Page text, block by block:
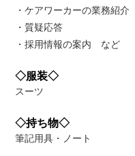
・ケアワーカーの業務紹介
・質疑応答
・採用情報の案内 など
◇服装◇
スーツ
◇持ち物◇
筆記用具・ノート